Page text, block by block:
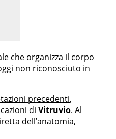
che organizza il corpo
non riconosciuto in
precedenti,
di Vitruvio. Al
dell’anatomia,